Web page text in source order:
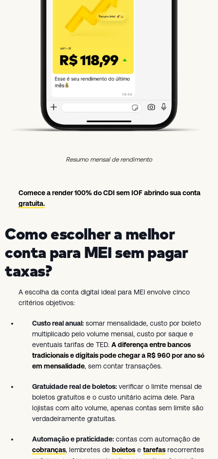
Resumo mensal de rendimento
Comece a render 100% do CDI sem IOF abrindo sua conta
gratuita.
Como escolher a melhor
conta para MEI sem pagar
taxas?
A escolha da conta digital ideal para MEI envolve cinco
critérios objetivos:
Custo real anual: somar mensalidade, custo por boleto
multiplicado pelo volume mensal, custo por saque e
eventuais tarifas de TED. A diferença entre bancos
tradicionais e digitais pode chegar a R$ 960 por ano só
em mensalidade, sem contar transações.
Gratuidade real de boletos: verificar o limite mensal de
boletos gratuitos e o custo unitário acima dele. Para
lojistas com alto volume, apenas contas sem limite são
verdadeiramente gratuitas.
Automação e praticidade: contas com automação de
cobranças, lembretes de boletos e tarefas recorrentes